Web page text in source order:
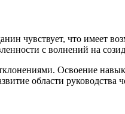
чувствует, что имеет
с волнений на
Освоение
области руководства